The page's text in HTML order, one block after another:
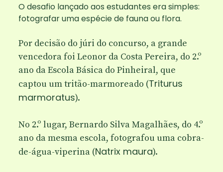
O desafio lançado aos estudantes era simples:
fotografar uma espécie de fauna ou flora.
Por decisão do júri do concurso, a grande
vencedora foi Leonor da Costa Pereira, do 2.º
ano da Escola Básica do Pinheiral, que
captou umtritão-marmoreado (Triturus
marmoratus).
No 2.º lugar, Bernardo Silva Magalhães, do 4.º
ano da mesma escola, fotografou uma cobra-
de-água-viperina(Natrix maura).